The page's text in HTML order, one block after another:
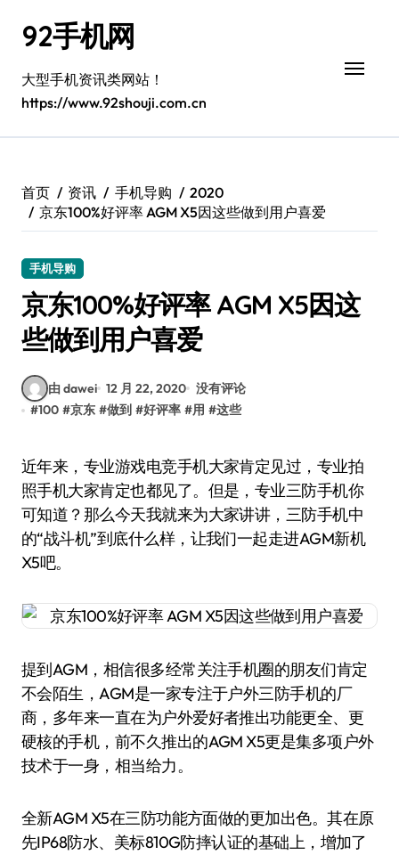
92手机网
大型手机资讯类网站！
https://www.92shouji.com.cn
首页 资讯 手机导购
2020
京东100%好评率 AGM X5因这些做到用户喜爱
手机导购
京东100%好评率 AGM X5因这
些做到用户喜爱
由 dawei 12 月 22, 2020 没有评论
#100 #京东 #做到 #好评率 #用 #这些
近年来，专业游戏电竞手机大家肯定见过，专业拍
照手机大家肯定也都见了。但是，专业三防手机你
可知道？那么今天我就来为大家讲讲，三防手机中
的“战斗机”到底什么样，让我们一起走进AGM新机
X5吧。
提到AGM，相信很多经常关注手机圈的朋友们肯定
不会陌生，AGM是一家专注于户外三防手机的厂
商，多年来一直在为户外爱好者推出功能更全、更
硬核的手机，前不久推出的AGM X5更是集多项户外
技术于一身，相当给力。
全新AGM X5在三防功能方面做的更加出色。其在原
先IP68防水、美标810G防摔认证的基础上，增加了